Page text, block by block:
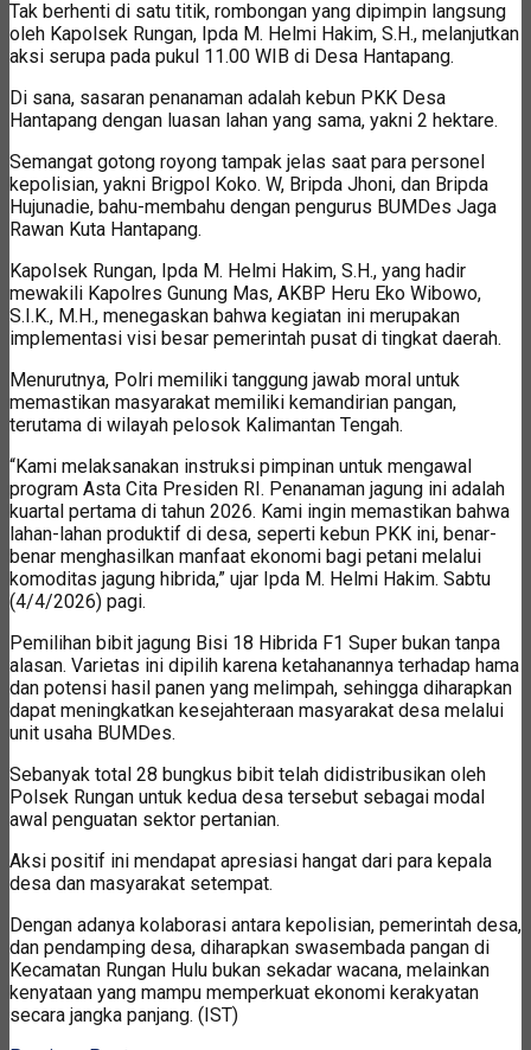
Tak berhenti di satu titik, rombongan yang dipimpin langsung
oleh Kapolsek Rungan, Ipda M. Helmi Hakim, S.H., melanjutkan
aksi serupa pada pukul 11.00 WIB di Desa Hantapang.
Di sana, sasaran penanaman adalah kebun PKK Desa
Hantapang dengan luasan lahan yang sama, yakni 2 hektare.
Semangat gotong royong tampak jelas saat para personel
kepolisian, yakni Brigpol Koko. W, Bripda Jhoni, dan Bripda
Hujunadie, bahu-membahu dengan pengurus BUMDes Jaga
Rawan Kuta Hantapang.
Kapolsek Rungan, Ipda M. Helmi Hakim, S.H., yang hadir
mewakili Kapolres Gunung Mas, AKBP Heru Eko Wibowo,
S.I.K., M.H., menegaskan bahwa kegiatan ini merupakan
implementasi visi besar pemerintah pusat di tingkat daerah.
Menurutnya, Polri memiliki tanggung jawab moral untuk
memastikan masyarakat memiliki kemandirian pangan,
terutama di wilayah pelosok Kalimantan Tengah.
“Kami melaksanakan instruksi pimpinan untuk mengawal
program Asta Cita Presiden RI. Penanaman jagung ini adalah
kuartal pertama di tahun 2026. Kami ingin memastikan bahwa
lahan-lahan produktif di desa, seperti kebun PKK ini, benar-
benar menghasilkan manfaat ekonomi bagi petani melalui
komoditas jagung hibrida,” ujar Ipda M. Helmi Hakim. Sabtu
(4/4/2026) pagi.
Pemilihan bibit jagung Bisi 18 Hibrida F1 Super bukan tanpa
alasan. Varietas ini dipilih karena ketahanannya terhadap hama
dan potensi hasil panen yang melimpah, sehingga diharapkan
dapat meningkatkan kesejahteraan masyarakat desa melalui
unit usaha BUMDes.
Sebanyak total 28 bungkus bibit telah didistribusikan oleh
Polsek Rungan untuk kedua desa tersebut sebagai modal
awal penguatan sektor pertanian.
Aksi positif ini mendapat apresiasi hangat dari para kepala
desa dan masyarakat setempat.
Dengan adanya kolaborasi antara kepolisian, pemerintah desa,
dan pendamping desa, diharapkan swasembada pangan di
Kecamatan Rungan Hulu bukan sekadar wacana, melainkan
kenyataan yang mampu memperkuat ekonomi kerakyatan
secara jangka panjang. (IST)